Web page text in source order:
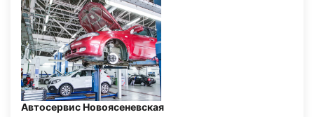
Автосервис Новоясеневская